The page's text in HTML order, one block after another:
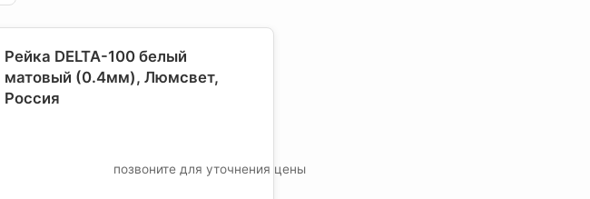
Рейка DELTA-100 белый
матовый (0.4мм), Люмсвет,
Россия
позвоните для уточнения цены